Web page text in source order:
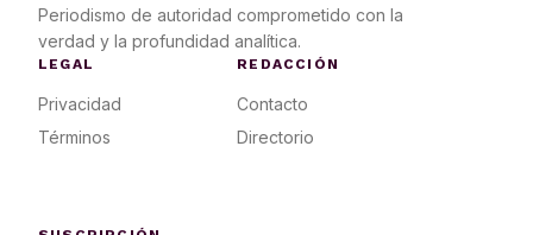
Periodismo de autoridad comprometido con la
verdad y la profundidad analítica.
LEGAL
Privacidad
Términos
REDACCIÓN
Contacto
Directorio